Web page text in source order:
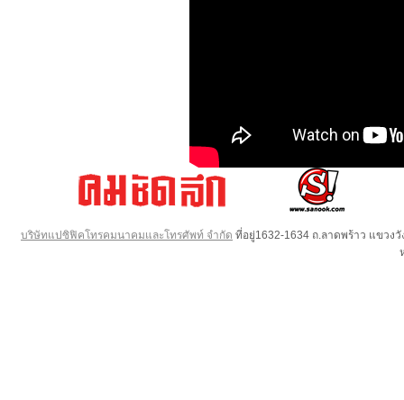
บริษัทแปซิฟิคโทรคมนาคมและโทรศัพท์ จำกัด ที่อยู่1632-1634 ถ.ลาดพร้าว แขวง